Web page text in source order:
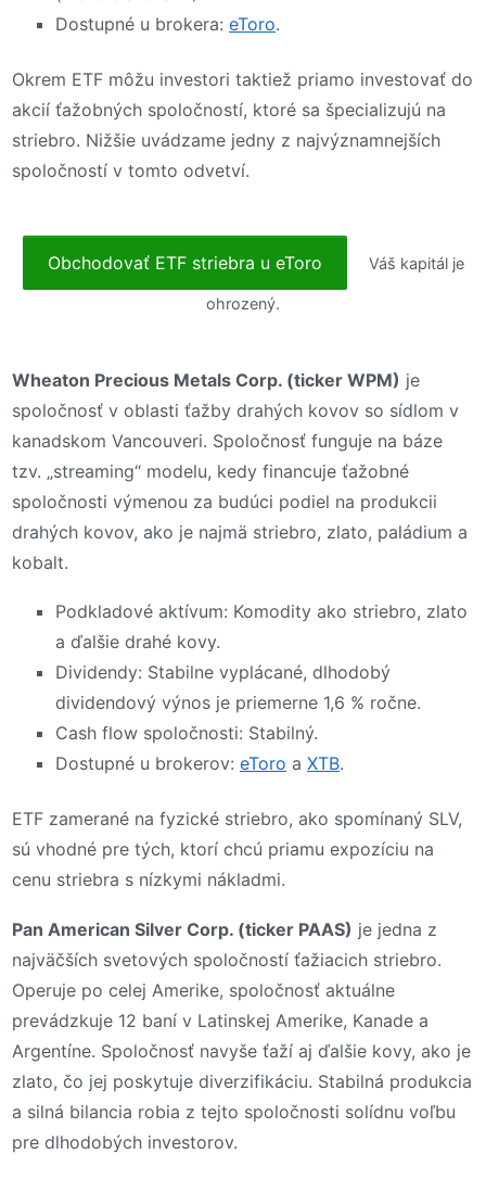
Dostupné u brokera: eToro.
Okrem ETF môžu investori taktiež priamo investovať do
akcií ťažobných spoločností, ktoré sa špecializujú na
striebro. Nižšie uvádzame jedny z najvýznamnejších
spoločností v tomto odvetví.
Obchodovať ETF striebra u eToro Váš kapitál je
ohrozený.
Wheaton Precious Metals Corp. (ticker WPM) je
spoločnosť v oblasti ťažby drahých kovov so sídlom v
kanadskom Vancouveri. Spoločnosť funguje na báze
tzv. „streaming“ modelu, kedy financuje ťažobné
spoločnosti výmenou za budúci podiel na produkcii
drahých kovov, ako je najmä striebro, zlato, paládium a
kobalt.
Podkladové aktívum: Komodity ako striebro, zlato
a ďalšie drahé kovy.
Dividendy: Stabilne vyplácané, dlhodobý
dividendový výnos je priemerne 1,6 % ročne.
Cash flow spoločnosti: Stabilný.
Dostupné u brokerov: eToro a XTB.
ETF zamerané na fyzické striebro, ako spomínaný SLV,
sú vhodné pre tých, ktorí chcú priamu expozíciu na
cenu striebra s nízkymi nákladmi.
Pan American Silver Corp. (ticker PAAS) je jedna z
najväčších svetových spoločností ťažiacich striebro.
Operuje po celej Amerike, spoločnosť aktuálne
prevádzkuje 12 baní v Latinskej Amerike, Kanade a
Argentíne. Spoločnosť navyše ťaží aj ďalšie kovy, ako je
zlato, čo jej poskytuje diverzifikáciu. Stabilná produkcia
a silná bilancia robia z tejto spoločnosti solídnu voľbu
pre dlhodobých investorov.